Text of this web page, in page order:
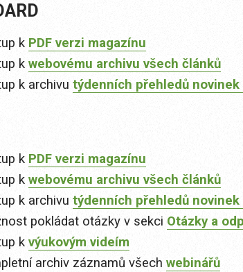
k PDF verzi magazínu
k webovému archivu všech článků
k archivu týdenních přehledů novinek
k PDF verzi magazínu
k webovému archivu všech článků
k archivu týdenních přehledů novinek
pokládat otázky v sekci Otázky a
k výukovým videím
archiv záznamů všech webinářů